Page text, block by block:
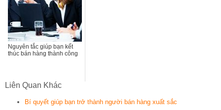
Nguyên tắc giúp bạn kết
thúc bán hàng thành công
Liên Quan Khác
Bí quyết giúp bạn trở thành người bán hàng xuất sắc